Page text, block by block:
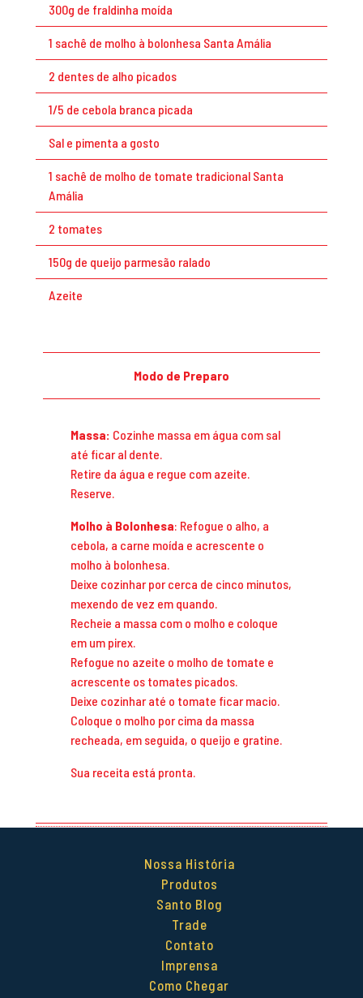
300g de fraldinha moída
1 sachê de molho à bolonhesa Santa Amália
2 dentes de alho picados
1/5 de cebola branca picada
Sal e pimenta a gosto
1 sachê de molho de tomate tradicional Santa
Amália
2 tomates
150g de queijo parmesão ralado
Azeite
Modo de Preparo
Massa: Cozinhe massa em água com sal
até ficar al dente.
Retire da água e regue com azeite.
Reserve.
Molho à Bolonhesa: Refogue o alho, a
cebola, a carne moída e acrescente o
molho à bolonhesa.
Deixe cozinhar por cerca de cinco minutos,
mexendo de vez em quando.
Recheie a massa com o molho e coloque
em um pirex.
Refogue no azeite o molho de tomate e
acrescente os tomates picados.
Deixe cozinhar até o tomate ficar macio.
Coloque o molho por cima da massa
recheada, em seguida, o queijo e gratine.
Sua receita está pronta.
Nossa História
Produtos
Santo Blog
Trade
Contato
Imprensa
Como Chegar